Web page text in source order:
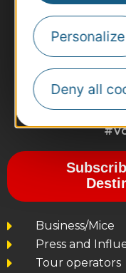
Personalize
Deny all
Business/Mice
Press and
Tour operators